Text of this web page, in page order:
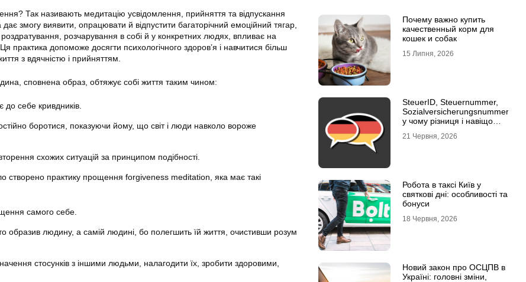
Так називають медитацію усвідомлення, прийняття та відпускання
змогу виявити, опрацювати й відпустити багаторічний емоційний тягар,
роздратування, розчарування в собі й у конкретних людях, впливає на
практика допоможе досягти психологічного здоров’я і навчитися більш
з вдячністю і прийняттям.
сповнена образ, обтяжує собі життя таким чином:
до себе кривдників.
боротися, показуючи йому, що світ і люди навколо вороже
схожих ситуацій за принципом подібності.
створено практику прощення forgiveness meditation, яка має такі
самого себе.
образив людину, а самій людині, бо полегшить їй життя, очистивши розум
стосунків з іншими людьми, налагодити їх, зробити здоровими,
Почему важно купить
качественный корм для
кошек и собак
15 Липня, 2026
SteuerID, Steuernummer,
Sozialversicherungsnummer:
у чому різниця і навіщо
21 Червня, 2026
Робота в таксі Київ у
святкові дні: особливості та
бонуси
18 Червня, 2026
Новий закон про ОСЦПВ в
Україні: головні зміни,